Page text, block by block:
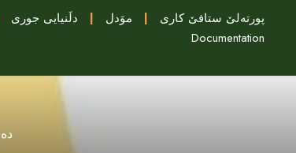
پورتەلێ ستافێ کاری | موَدل | دلَنيايى جورى
Documentation